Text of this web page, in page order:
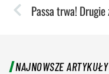
NAJNOWSZE ARTYKUŁY